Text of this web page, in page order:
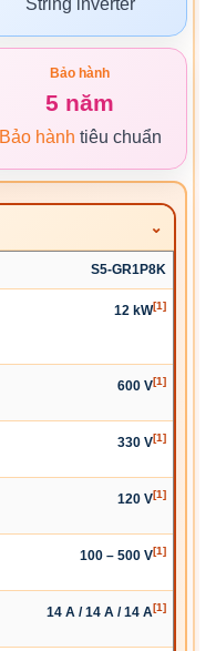
String inverter
Bảo hành
5 năm
Bảo hành tiêu chuẩn
S5-GR1P8K
12 kW[1]
600 V[1]
330 V[1]
120 V[1]
100 – 500 V[1]
14 A / 14 A / 14 A[1]